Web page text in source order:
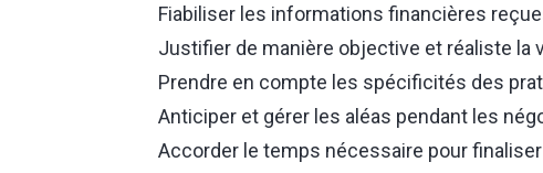
Fiabiliser les informations financières
Justifier de manière objective et réaliste la
Prendre en compte les spécificités des
Anticiper et gérer les aléas pendant les
Accorder le temps nécessaire pour finaliser